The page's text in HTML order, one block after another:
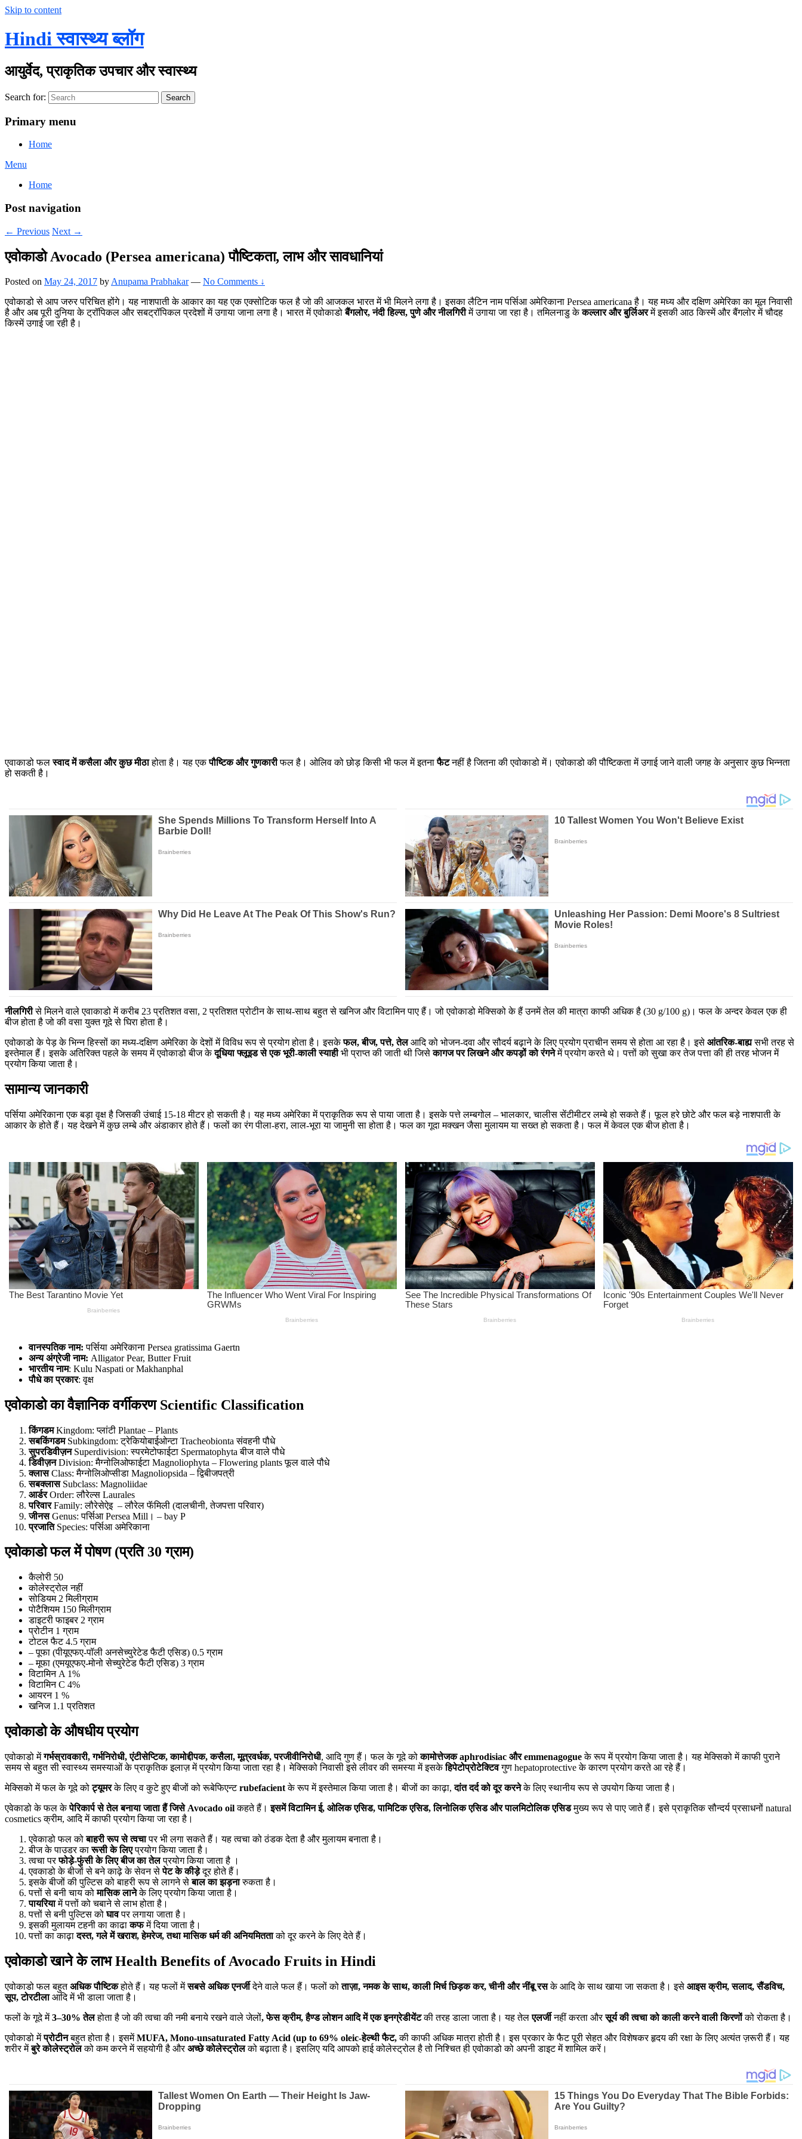
Skip to content
Hindi स्वास्थ्य ब्लॉग
आयुर्वेद, प्राकृतिक उपचार और स्वास्थ्य
Search for: Search
Primary menu
Home
Menu
Home
Post navigation
← Previous Next →
एवोकाडो Avocado (Persea americana) पौष्टिकता, लाभ और सावधानियां
Posted on May 24, 2017 byAnupama Prabhakar — No Comments ↓
एवोकाडो से आप जरुर परिचित होंगे। यह नाशपाती के आकार का यह एक एक्सोटिक फल है जो की आजकल भारत में भी मिलने लगा है। इसका लैटिन नाम पर्सिआ अमेरिकाना Persea americana है। यह मध्य और दक्षिण अमेरिका का मूल निवासी
है और अब पूरी दुनिया के ट्रॉपिकल और सबट्रॉपिकल प्रदेशों में उगाया जाना लगा है। भारत में एवोकाडोबैंगलोर,नंदी हिल्स,पुणे और नीलगिरीमें उगाया जा रहा है। तमिलनाडु केकल्लार और बुर्लिअरमें इसकी आठ किस्में और बैंगलोर में चौदह
किस्में उगाई जा रही है।
एवाकाडो फलस्वाद में कसैला और कुछ मीठाहोता है। यह एकपौष्टिक और गुणकारीफल है। ओलिव को छोड़ किसी भी फल में इतनाफैटनहीं है जितना की एवोकाडो में। एवोकाडो की पौष्टिकता में उगाई जाने वाली जगह के अनुसार कुछ भिन्नता
हो सकती है।
नीलगिरीसे मिलने वाले एवाकाडो में करीब 23 प्रतिशत वसा, 2 प्रतिशत प्रोटीन के साथ-साथ बहुत से खनिज और विटामिन पाए हैं। जो एवोकाडो मेक्सिको के हैं उनमें तेल की मात्रा काफी अधिक है (30 g/100 g)। फल के अन्दर केवल एक ही
बीज होता है जो की वसा युक्त गूदे से घिरा होता है।
एवोकाडो के पेड़ के भिन्न हिस्सों का मध्य-दक्षिण अमेरिका के देशों में विविध रूप से प्रयोग होता है। इसकेफल,बीज,पत्ते,तेलआदि को भोजन-दवा और सौदर्य बढ़ाने के लिए प्रयोग प्राचीन समय से होता आ रहा है। इसे आंतरिक-बाह्यसभी तरह से
इस्तेमाल हैं। इसके अतिरिक्त पहले के समय में एवोकाडो बीज केदूधिया फ्लूइड से एक भूरी-काली स्याहीभी प्राप्त की जाती थी जिसेकागज पर लिखने और कपड़ों को रंगनेमें प्रयोग करते थे। पत्तों को सुखा कर तेज पत्ता की ही तरह भोजन में
प्रयोग किया जाता है।
सामान्य जानकारी
पर्सिया अमेरिकाना एक बड़ा वृक्ष है जिसकी उंचाई 15-18 मीटर हो सकती है। यह मध्य अमेरिका में प्राकृतिक रूप से पाया जाता है। इसके पत्ते लम्बगोल – भालकार, चालीस सेंटीमीटर लम्बे हो सकते हैं। फूल हरे छोटे और फल बड़े नाशपाती के
आकार के होते हैं। यह देखने में कुछ लम्बे और अंडाकार होते हैं। फलों का रंग पीला-हरा, लाल-भूरा या जामुनी सा होता है। फल का गूदा मक्खन जैसा मुलायम या सख्त हो सकता है। फल में केवल एक बीज होता है।
वानस्पतिक नाम: पर्सिया अमेरिकाना Persea gratissima Gaertn
अन्य अंग्रेजी नाम: Alligator Pear, Butter Fruit
भारतीय नाम: Kulu Naspati or Makhanphal
पौधे का प्रकार: वृक्ष
एवोकाडो का वैज्ञानिक वर्गीकरण Scientific Classification
किंगडमKingdom: प्लांटी Plantae – Plants
सबकिंगडमSubkingdom: ट्रेकियोबाईओन्टा Tracheobionta संवहनी पौधे
सुपरडिवीज़नSuperdivision: स्परमेटोफाईटा Spermatophyta बीज वाले पौधे
डिवीज़नDivision: मैग्नोलिओफाईटा Magnoliophyta – Flowering plants फूल वाले पौधे
क्लासClass: मैग्नोलिओप्सीडा Magnoliopsida – द्विबीजपत्री
सबक्लासSubclass: Magnoliidae
आर्डरOrder: लौरेल्स Laurales
परिवारFamily: लौरेसेऐइ – लौरेल फॅमिली (दालचीनी, तेजपत्ता परिवार)
जीनसGenus: पर्सिआ Persea Mill। – bay P
प्रजातिSpecies: पर्सिआ अमेरिकाना
एवोकाडो फल में पोषण (प्रति 30 ग्राम)
कैलोरी 50
कोलेस्ट्रोल नहीं
सोडियम 2 मिलीग्राम
पोटैशियम 150 मिलीग्राम
डाइटरी फाइबर 2 ग्राम
प्रोटीन 1 ग्राम
टोटल फैट 4.5 ग्राम
– पूफा (पीयूएफए-पॉली अनसेच्युरेटेड फैटी एसिड) 0.5 ग्राम
– मूफा (एमयूएफए-मोनो सेच्युरेटेड फैटी एसिड) 3 ग्राम
विटामिन A 1%
विटामिन C 4%
आयरन 1 %
खनिज 1.1 प्रतिशत
एवोकाडो के औषधीय प्रयोग
एवोकाडो मेंगर्भस्रावकारी,गर्भनिरोधी,एंटीसेप्टिक,कामोद्दीपक,कसैला,मूत्रवर्धक,परजीवीनिरोधी, आदि गुण हैं। फल के गूदे कोकामोत्तेजकaphrodisiac औरemmenagogueके रूप में प्रयोग किया जाता है। यह मेक्सिको में काफी पुराने
समय से बहुत सी स्वास्थ्य समस्याओं के प्राकृतिक इलाज़ में प्रयोग किया जाता रहा है। मेक्सिको निवासी इसे लीवर की समस्या में इसकेहिपेटोप्रोटेक्टिवगुण hepatoprotective के कारण प्रयोग करते आ रहे हैं।
मेक्सिको में फल के गूदे कोट्यूमरके लिए व कुटे हुए बीजों को रूबेफिएन्टrubefacientके रूप में इस्तेमाल किया जाता है। बीजों का काढ़ा,दांत दर्द को दूर करनेके लिए स्थानीय रूप से उपयोग किया जाता है।
एवेकाडो के फल केपेरिकार्प से तेल बनाया जाता हैं जिसे Avocado oilकहते हैं।इसमें विटामिन ई, ओलिक एसिड,पामिटिक एसिड,लिनोलिक एसिड और पालमिटोलिक एसिडमुख्य रूप से पाए जाते हैं। इसे प्राकृतिक सौन्दर्य प्रसाधनों natural
cosmetics क्रीम, आदि में काफी प्रयोग किया जा रहा है।
एवेकाडो फल कोबाहरी रूप से त्वचापर भी लगा सकते हैं। यह त्वचा को ठंडक देता है और मुलायम बनाता है।
बीज के पाउडर कारूसी के लिएप्रयोग किया जाता है।
त्वचा परफोड़े-फुंसी के लिए बीज का तेलप्रयोग किया जाता है ।
एवकाडो के बीजों से बने काढ़े के सेवन सेपेट के कीड़ेदूर होते हैं।
इसके बीजों की पुल्टिस को बाहरी रूप से लागने सेबाल का झड़नारुकता है।
पत्तों से बनी चाय कोमासिक लानेके लिए प्रयोग किया जाता है।
पायरियामें पत्तों को चबाने से लाभ होता है।
पत्तों से बनी पुल्टिस कोघावपर लगाया जाता है।
इसकी मुलायम टहनी का काढाकफमें दिया जाता है।
पत्तों का काढ़ादस्त,गले में खराश,हेमरेज,तथा मासिक धर्म की अनियमितताको दूर करने के लिए देते हैं।
एवोकाडो खाने के लाभ Health Benefits of Avocado Fruits in Hindi
एवोकाडो फल बहुतअधिक पौष्टिकहोते हैं। यह फलों मेंसबसे अधिक एनर्जीदेने वाले फल हैं। फलों कोताज़ा,नमक के साथ,काली मिर्च छिड़क कर,चीनी और नींबू रसके आदि के साथ खाया जा सकता है। इसे आइस क्रीम,सलाद,सैंडविच,
सूप,टोरटीलाआदि में भी डाला जाता है।
फलों के गूदे में3–30% तेलहोता है जो की त्वचा की नमी बनाये रखने वाले जेलों,फेस क्रीम,हैण्ड लोशन आदि में एक इनग्रेडीयेंटकी तरह डाला जाता है। यह तेलएलर्जीनहीं करता औरसूर्य की त्वचा को काली करने वाली किरणोंको रोकता है।
एवोकाडो मेंप्रोटीनबहुत होता है। इसमेंMUFA, Mono-unsaturated Fatty Acid (up to 69% oleic-हेल्थी फैट,की काफी अधिक मात्रा होती है। इस प्रकार के फैट पूरी सेहत और विशेषकर हृदय की रक्षा के लिए अत्यंत ज़रूरी हैं। यह
शरीर मेंबुरे कोलेस्ट्रोलको कम करने में सहयोगी है औरअच्छे कोलेस्ट्रोलको बढ़ाता है। इसलिए यदि आपको हाई कोलेस्ट्रोल है तो निश्चित ही एवोकाडो को अपनी डाइट में शामिल करें।